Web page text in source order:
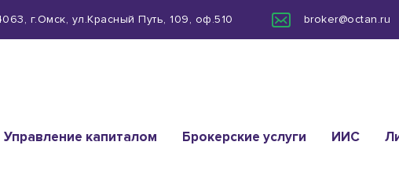
г.Омск, ул.Красный Путь, 109, оф.510 broker@octan.ru
Управление капиталом Брокерские услуги ИИС